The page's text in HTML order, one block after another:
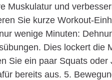
Muskulatur und
Sie kurze Workout-
wenige Minuten:
Dies lockert die
Sie ein paar Squats
bereits aus. 5.